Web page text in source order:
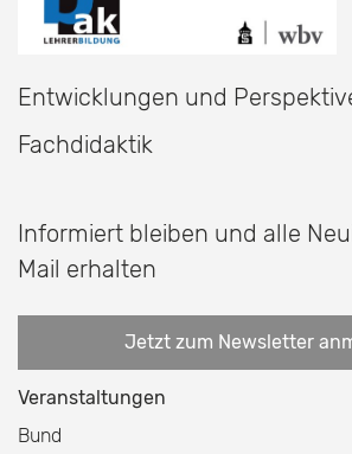
Entwicklungen und
Fachdidaktik
Informiert bleiben und alle
Mail erhalten
Jetzt zum Newsletter
Veranstaltungen
Bund